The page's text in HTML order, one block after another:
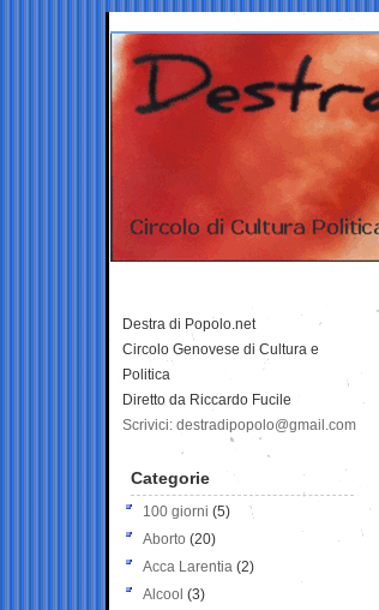
Destra di Popolo.net
Circolo Genovese di Cultura e
Politica
Diretto da Riccardo Fucile
Scrivici: destradipopolo@gmail.com
Categorie
100 giorni (5)
Aborto (20)
Acca Larentia (2)
Alcool (3)